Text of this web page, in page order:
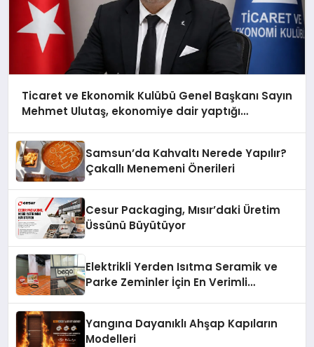
Ticaret ve Ekonomik Kulübü Genel Başkanı Sayın
Mehmet Ulutaş, ekonomiye dair yaptığı
Samsun’da Kahvaltı Nerede Yapılır?
Çakallı Menemeni Önerileri
Cesur Packaging, Mısır’daki Üretim
Üssünü Büyütüyor
Elektrikli Yerden Isıtma Seramik ve
Parke Zeminler İçin En Verimli
Yangına Dayanıklı Ahşap Kapıların
Modelleri